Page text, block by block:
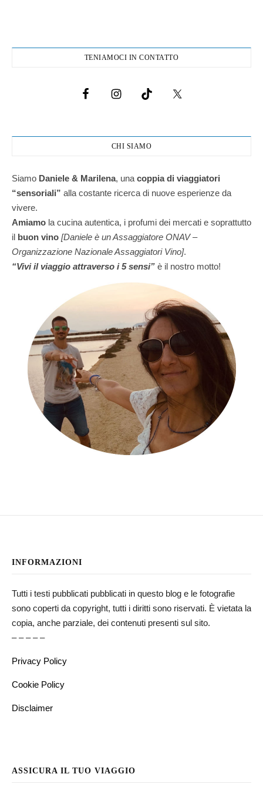
TENIAMOCI IN CONTATTO
CHI SIAMO
Siamo Daniele & Marilena, una coppia di viaggiatori
“sensoriali” alla costante ricerca di nuove esperienze da
vivere.
Amiamo la cucina autentica, i profumi dei mercati e soprattutto
il buon vino [Daniele è un Assaggiatore ONAV –
Organizzazione Nazionale Assaggiatori Vino].
“Vivi il viaggio attraverso i 5 sensi” è il nostro motto!
INFORMAZIONI
Tutti i testi pubblicati pubblicati in questo blog e le fotografie
sono coperti da copyright, tutti i diritti sono riservati. È vietata la
copia, anche parziale, dei contenuti presenti sul sito.
– – – – –
Privacy Policy
Cookie Policy
Disclaimer
ASSICURA IL TUO VIAGGIO